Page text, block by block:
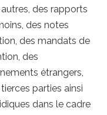
des rapports
des notes
des mandats de
des
étrangers,
parties ainsi
dans le cadre